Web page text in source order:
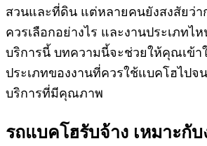
สวนและที่ดิน แต่หลายคนยังสงสัยว่า
ควรเลือกอย่างไร และงานประเภทไ
บริการนี้ บทความนี้จะช่วยให้คุณเข้
ประเภทของงานที่ควรใช้แบคโฮไปจ
บริการที่มีคุณภาพ
รถแบคโฮรับจ้าง เหมาะกั